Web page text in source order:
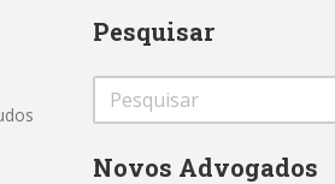
Pesquisar
Novos Advogados